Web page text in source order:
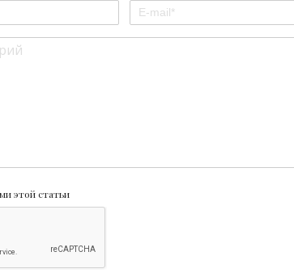
этой статьи